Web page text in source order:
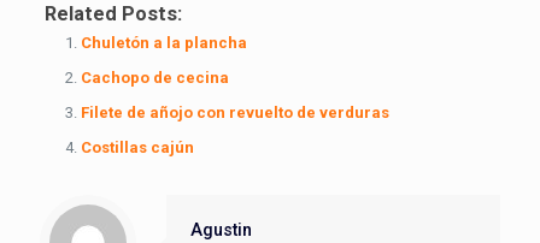
Related Posts:
Chuletón a la plancha
Cachopo de cecina
Filete de añojo con revuelto de verduras
Costillas cajún
Agustin